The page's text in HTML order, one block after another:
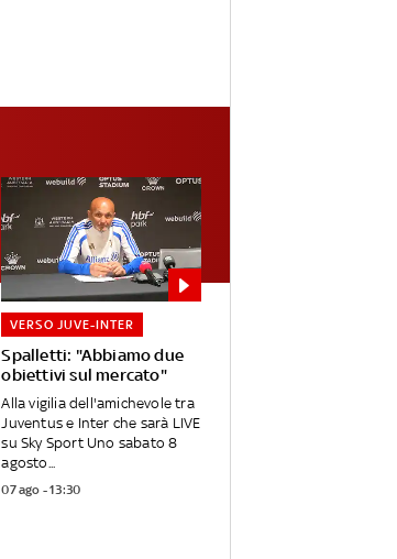
Spalletti: "Abbiamo due
obiettivi sul mercato"
VERSO JUVE-INTER
Alla vigilia dell'amichevole tra
Juventus e Inter che sarà LIVE
su Sky Sport Uno sabato 8
agosto...
07 ago - 13:30